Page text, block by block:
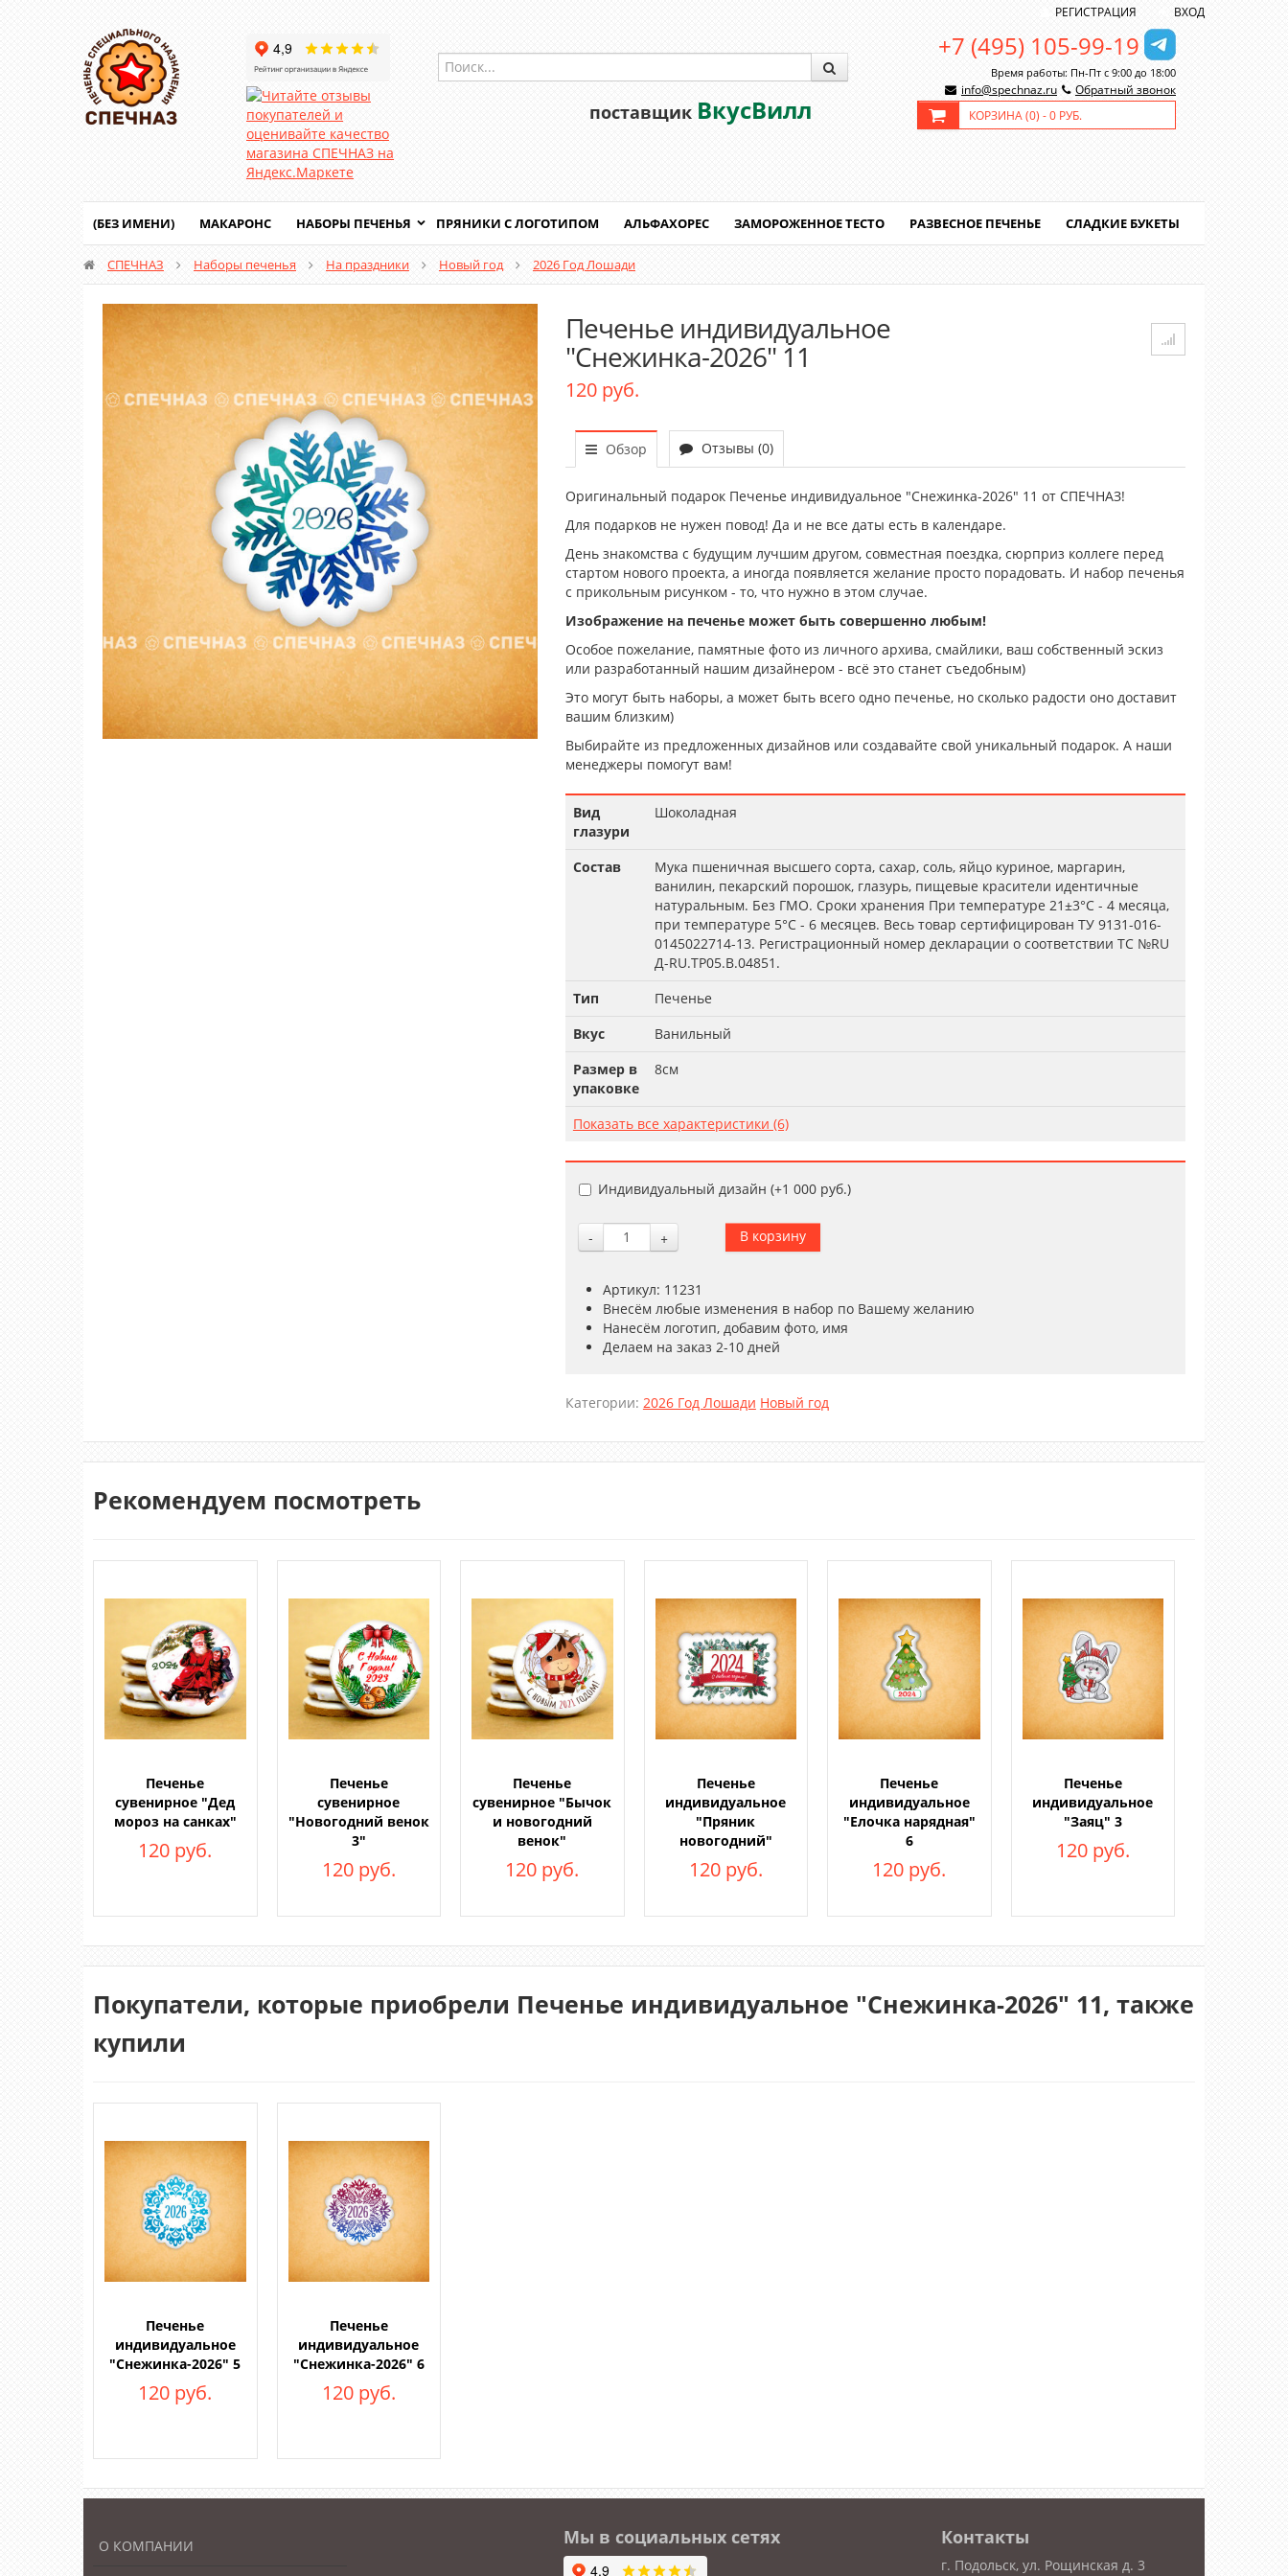
РЕГИСТРАЦИЯ ВХОД
поставщик ВкусВилл
+7 (495) 105-99-19
Время работы: Пн-Пт с 9:00 до 18:00
info@spechnaz.ru
Обратный звонок
КОРЗИНА (0) -0 РУБ.
(БЕЗ ИМЕНИ) МАКАРОНС НАБОРЫ ПЕЧЕНЬЯ ПРЯНИКИ С ЛОГОТИПОМ АЛЬФАХОРЕС ЗАМОРОЖЕННОЕ ТЕСТО РАЗВЕСНОЕ ПЕЧЕНЬЕ СЛАДКИЕ БУКЕТЫ
СПЕЧНАЗ Наборы печенья На праздники Новый год 2026 Год Лошади
Печенье индивидуальное
"Снежинка-2026" 11
120 руб.
Обзор Отзывы (0)
Оригинальный подарок Печенье индивидуальное "Снежинка-2026" 11 от СПЕЧНАЗ!
Для подарков не нужен повод! Да и не все даты есть в календаре.
День знакомства с будущим лучшим другом, совместная поездка, сюрприз коллеге перед
стартом нового проекта, а иногда появляется желание просто порадовать. И набор печенья
с прикольным рисунком - то, что нужно в этом случае.
Изображение на печенье может быть совершенно любым!
Особое пожелание, памятные фото из личного архива, смайлики, ваш собственный эскиз
или разработанный нашим дизайнером - всё это станет съедобным)
Это могут быть наборы, а может быть всего одно печенье, но сколько радости оно доставит
вашим близким)
Выбирайте из предложенных дизайнов или создавайте свой уникальный подарок. А наши
менеджеры помогут вам!
Вид
глазури
Шоколадная
Состав
Мука пшеничная высшего сорта, сахар, соль, яйцо куриное, маргарин,
ванилин, пекарский порошок, глазурь, пищевые красители идентичные
натуральным. Без ГМО. Сроки хранения При температуре 21±3°С - 4 месяца,
при температуре 5°С - 6 месяцев. Весь товар сертифицирован ТУ 9131-016-
0145022714-13. Регистрационный номер декларации о соответствии ТС №RU
Д-RU.TP05.B.04851.
Тип
Печенье
Вкус
Ванильный
Размер в
упаковке
8см
Показать все характеристики (6)
Индивидуальный дизайн (+1 000 руб.)
- +
Артикул: 11231
Внесём любые изменения в набор по Вашему желанию
Нанесём логотип, добавим фото, имя
Делаем на заказ 2-10 дней
Категории: 2026 Год Лошади Новый год
Рекомендуем посмотреть
Печенье
сувенирное "Дед
мороз на санках"
120 руб.
Печенье
сувенирное
"Новогодний венок
3"
120 руб.
Печенье
сувенирное "Бычок
и новогодний
венок"
120 руб.
Печенье
индивидуальное
"Пряник
новогодний"
120 руб.
Печенье
индивидуальное
"Елочка нарядная"
6
120 руб.
Печенье
индивидуальное
"Заяц" 3
120 руб.
Покупатели, которые приобрели Печенье индивидуальное "Снежинка-2026" 11, также
купили
Печенье
индивидуальное
"Снежинка-2026" 5
120 руб.
Печенье
индивидуальное
"Снежинка-2026" 6
120 руб.
О КОМПАНИИ Мы в социальных сетях Контакты
г. Подольск, ул. Рощинская д. 3